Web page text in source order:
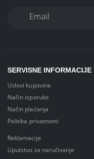
SERVISNE INFORMACIJE
Uslovi kupovine
Način isporuke
Način plaćanja
Politika privatnosti
Reklamacije
Uputstvo za naručivanje